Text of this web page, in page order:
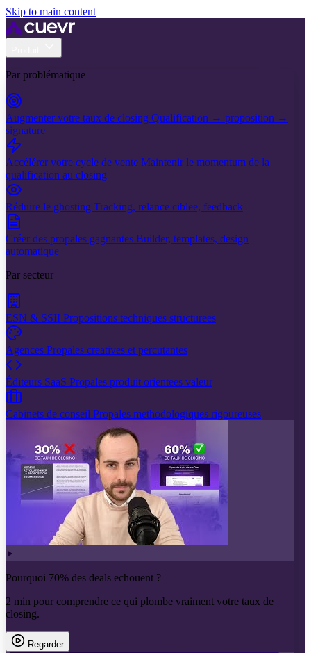
Skip to main content
Par problématique
Augmenter votre taux de closing Qualification → proposition →
signature
Accélérer votre cycle de vente Maintenir le momentum de la
qualification au closing
Réduire le ghosting Tracking, relance ciblee, feedback
Créer des propales gagnantes Builder, templates, design
automatique
Par secteur
ESN & SSII Propositions techniques structurees
Agences Propales creatives et percutantes
Éditeurs SaaS Propales produit orientees valeur
Cabinets de conseil Propales methodologiques rigoureuses
Pourquoi 70% des deals echouent ?
2 min pour comprendre ce qui plombe vraiment votre taux de
closing.
Regarder